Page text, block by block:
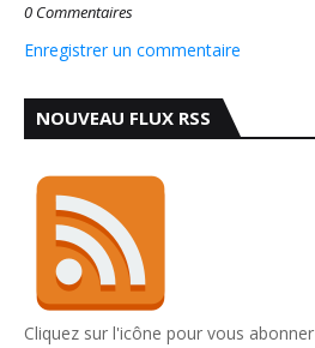
0 Commentaires
Enregistrer un commentaire
NOUVEAU FLUX RSS
Cliquez sur l'icône pour vous abonner